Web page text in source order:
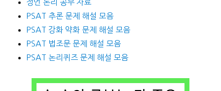
정언 논리 공부 자료
PSAT 추론 문제 해설 모음
PSAT 강화 약화 문제 해설 모음
PSAT 법조문 문제 해설 모음
PSAT 논리퀴즈 문제 해설 모음